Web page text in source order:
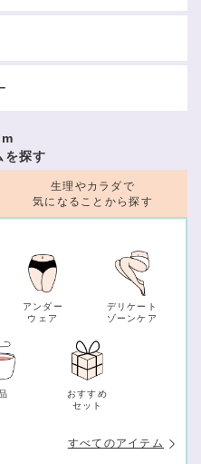
を探す
アンダー
ウェア
デリケート
ゾーンケア
おすすめ
セット
すべてのアイテム
生理やカラダで
気になることから探す